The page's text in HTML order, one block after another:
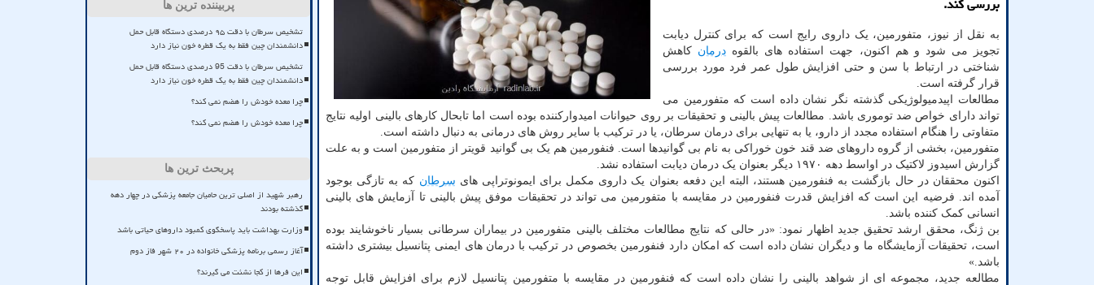
به نقل از نیوز، متفورمین، یک داروی رایج است که برای کنترل دیابت
تجویز می شود و هم اکنون، جهت استفاده های بالقوه درمان کاهش
شناختی در ارتباط با سن و حتی افزایش طول عمر فرد مورد بررسی
قرار گرفته است.
مطالعات اپیدمیولوژیکی گذشته نگر نشان داده است که متفورمین می
تواند دارای خواص ضد توموری باشد. مطالعات پیش بالینی و تحقیقات بر روی حیوانات امیدوارکننده بوده است اما تابحال کارهای بالینی اولیه نتایج
متفاوتی را هنگام استفاده مجدد از دارو، یا به تنهایی برای درمان سرطان، یا در ترکیب با سایر روش های درمانی به دنبال داشته است.
متفورمین، بخشی از گروه داروهای ضد قند خون خوراکی به نام بی گوانیدها است. فنفورمین هم یک بی گوانید قویتر از متفورمین است و به علت
گزارش اسیدوز لاکتیک در اواسط دهه ۱۹۷۰ دیگر بعنوان یک درمان دیابت استفاده نشد.
اکنون محققان در حال بازگشت به فنفورمین هستند، البته این دفعه بعنوان یک داروی مکمل برای ایمونوتراپی های سرطان که به تازگی بوجود
آمده اند. فرضیه این است که افزایش قدرت فنفورمین در مقایسه با متفورمین می تواند در تحقیقات موفق پیش بالینی تا آزمایش های بالینی
انسانی کمک کننده باشد.
بن ژنگ، محقق ارشد تحقیق جدید اظهار نمود: «در حالی که نتایج مطالعات مختلف بالینی متفورمین در بیماران سرطانی بسیار ناخوشایند بوده
است، تحقیقات آزمایشگاه ما و دیگران نشان داده است که امکان دارد فنفورمین بخصوص در ترکیب با درمان های ایمنی پتانسیل بیشتری داشته
باشد.»
مطالعه جدید، مجموعه ای از شواهد بالینی را نشان داده است که فنفورمین در مقایسه با متفورمین پتانسیل لازم برای افزایش قابل توجه
پربیننده ترین ها
تشخیص سرطان با دقت ۹۵ درصدی دستگاه قابل حمل
دانشمندان چین فقط به یک قطره خون نیاز دارد
تشخیص سرطان با دقت 95 درصدی دستگاه قابل حمل
دانشمندان چین فقط به یک قطره خون نیاز دارد
چرا معده خودش را هضم نمی کند؟
چرا معده خودش را هضم نمی کند؟
پربحث ترین ها
رهبر شهید از اصلی ترین حامیان جامعه پزشکی در چهار دهه
گذشته بودند
وزارت بهداشت باید پاسخگوی کمبود داروهای حیاتی باشد
آغاز رسمی برنامه پزشکی خانواده در ۲۰ شهر فاز دوم
این فرها از کجا نشئت می گیرند؟